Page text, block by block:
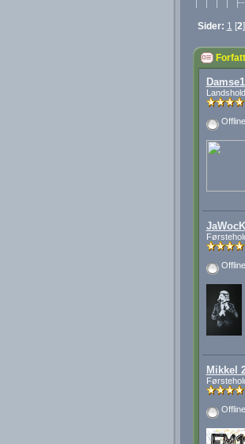
Sider: 1 [2]
Offline
Offline
Mikkel
Offline